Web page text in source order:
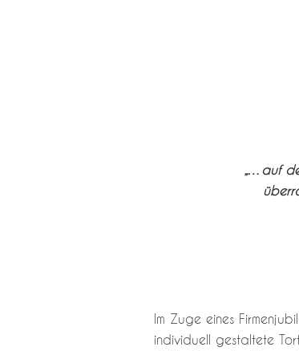
„…auf
Im Zuge eines
individuell gestaltete